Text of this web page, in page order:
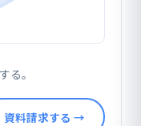
る。
資料請求する →